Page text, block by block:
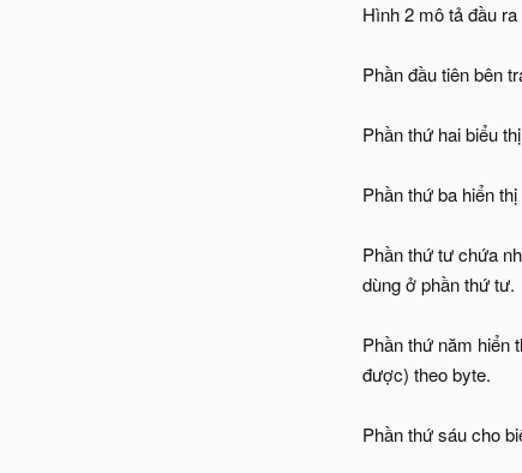
Hình 2 mô tả đầu
Phần đầu tiên bên
Phần thứ hai biểu
Phần thứ ba hiển
Phần thứ tư chứa
dùng ở phần thứ tư.
Phần thứ năm hiển
được) theo byte.
Phần thứ sáu cho